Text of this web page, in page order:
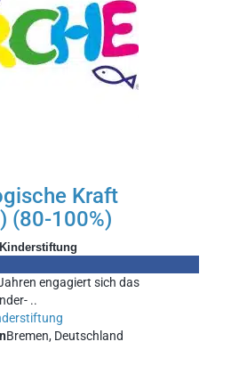
Kraft
(80-100%)
engagiert sich das
..
Bremen, Deutschland